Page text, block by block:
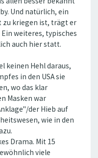
Und natürlich, ein
zu kriegen ist, trägt er
weiteres, typisches
auch hier statt.
keinen Hehl daraus,
in den USA sie
wo das klar
Masken war
der Hieb auf
wie in den
Drama. Mit 15
viele